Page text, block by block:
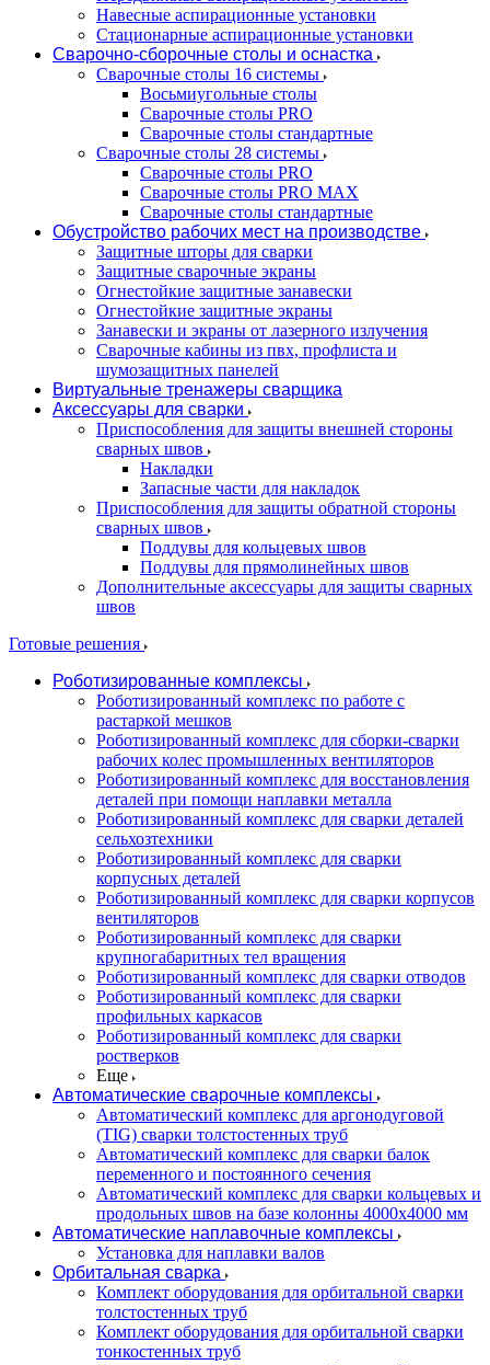
Навесные аспирационные установки
Стационарные аспирационные установки
Сварочно-сборочные столы и оснастка
Сварочные столы 16 системы
Восьмиугольные столы
Сварочные столы PRO
Сварочные столы стандартные
Сварочные столы 28 системы
Сварочные столы PRO
Сварочные столы PRO MAX
Сварочные столы стандартные
Обустройство рабочих мест на производстве
Защитные шторы для сварки
Защитные сварочные экраны
Огнестойкие защитные занавески
Огнестойкие защитные экраны
Занавески и экраны от лазерного излучения
Сварочные кабины из пвх, профлиста и
шумозащитных панелей
Виртуальные тренажеры сварщика
Аксессуары для сварки
Приспособления для защиты внешней стороны
сварных швов
Накладки
Запасные части для накладок
Приспособления для защиты обратной стороны
сварных швов
Поддувы для кольцевых швов
Поддувы для прямолинейных швов
Дополнительные аксессуары для защиты сварных
швов
Готовые решения
Роботизированные комплексы
Роботизированный комплекс по работе с
растаркой мешков
Роботизированный комплекс для сборки-сварки
рабочих колес промышленных вентиляторов
Роботизированный комплекс для восстановления
деталей при помощи наплавки металла
Роботизированный комплекс для сварки деталей
сельхозтехники
Роботизированный комплекс для сварки
корпусных деталей
Роботизированный комплекс для сварки корпусов
вентиляторов
Роботизированный комплекс для сварки
крупногабаритных тел вращения
Роботизированный комплекс для сварки отводов
Роботизированный комплекс для сварки
профильных каркасов
Роботизированный комплекс для сварки
ростверков
Еще
Автоматические сварочные комплексы
Автоматический комплекс для аргонодуговой
(TIG) сварки толстостенных труб
Автоматический комплекс для сварки балок
переменного и постоянного сечения
Автоматический комплекс для сварки кольцевых и
продольных швов на базе колонны 4000x4000 мм
Автоматические наплавочные комплексы
Установка для наплавки валов
Орбитальная сварка
Комплект оборудования для орбитальной сварки
толстостенных труб
Комплект оборудования для орбитальной сварки
тонкостенных труб